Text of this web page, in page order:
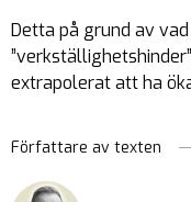
Detta på grund av
extrapolerat att ha
Författare av texten